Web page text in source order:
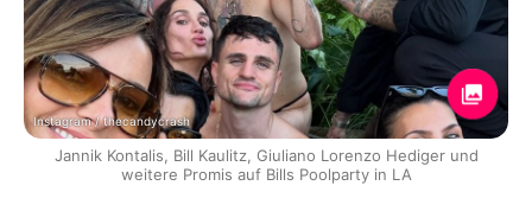
Instagram / thecandycrash
Jannik Kontalis, Bill Kaulitz, Giuliano Lorenzo Hediger und
weitere Promis auf Bills Poolparty in LA